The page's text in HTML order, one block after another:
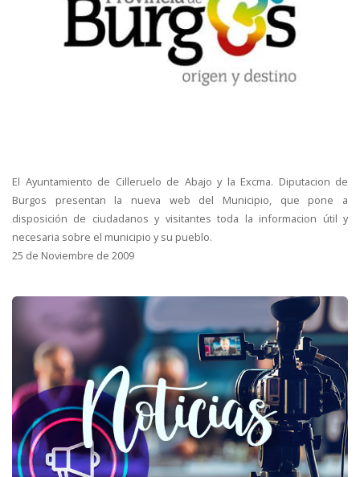
El Ayuntamiento de Cilleruelo de Abajo y la Excma. Diputacion de
Burgos presentan la nueva web del Municipio, que pone a
disposición de ciudadanos y visitantes toda la informacion útil y
necesaria sobre el municipio y su pueblo.
25 de Noviembre de 2009